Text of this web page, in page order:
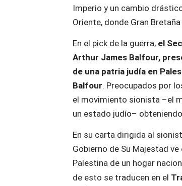
Imperio y un cambio
Oriente, donde Gran
En el pick de la guerra, el
Arthur James Balfour,
de una patria judía en
Balfour. Preocupados por
el movimiento sionista –el
un estado judío–
En su carta dirigida al
Gobierno de Su Majestad
Palestina de un hogar
de esto se traducen en el